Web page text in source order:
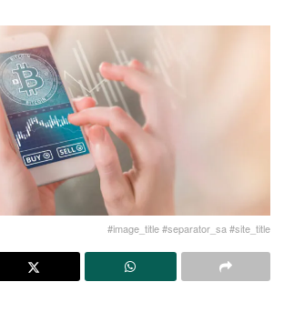
#image_title #separator_sa #site_title